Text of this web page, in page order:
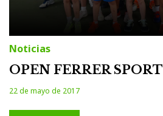
Noticias
OPEN FERRER SPORT
22 de mayo de 2017